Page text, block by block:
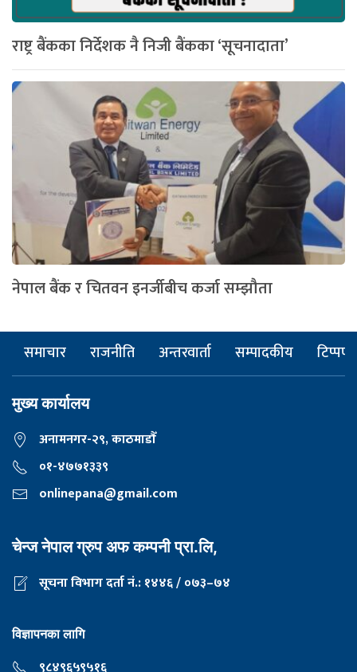
राष्ट्र बैंकका निर्देशक नै निजी बैंकका ‘सूचनादाता’
नेपाल बैंक र चितवन इनर्जीबीच कर्जा सम्झौता
समाचार राजनीति अन्तरवार्ता सम्पादकीय टिप्पणी
मुख्य कार्यालय
अनामनगर-२९, काठमाडाैँ
०१-४७७१३३९
onlinepana@gmail.com
चेन्ज नेपाल ग्रुप अफ कम्पनी प्रा.लि,
सूचना विभाग दर्ता नं.: १४४६ / ०७३–७४
विज्ञापनका लागि
९८४९६५९५१६